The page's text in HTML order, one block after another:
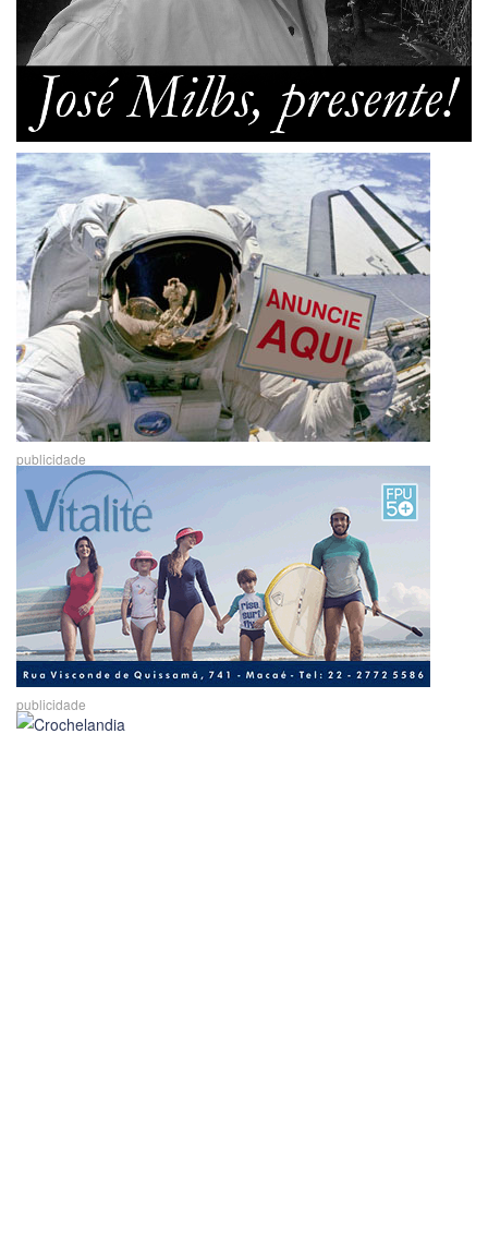
publicidade
publicidade